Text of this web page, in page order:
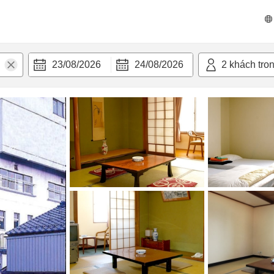
23/08/2026 24/08/2026 2 khách
nghi